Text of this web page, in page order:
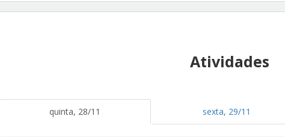
Atividades
quinta, 28/11 sexta, 29/11